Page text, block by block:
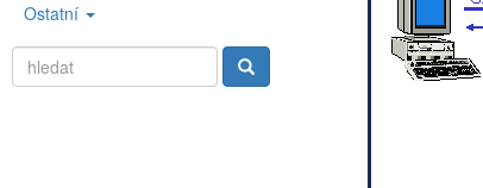
Ostatní